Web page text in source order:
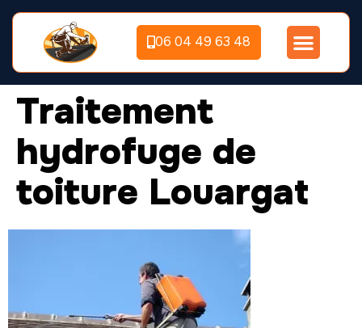
06 04 49 63 48
Traitement
hydrofuge de
toiture Louargat